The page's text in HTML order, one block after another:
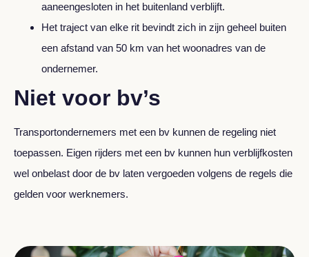
aaneengesloten in het buitenland verblijft.
Het traject van elke rit bevindt zich in zijn geheel buiten
een afstand van 50 km van het woonadres van de
ondernemer.
Niet voor bv’s
Transportondernemers met een bv kunnen de regeling niet
toepassen. Eigen rijders met een bv kunnen hun verblijfkosten
wel onbelast door de bv laten vergoeden volgens de regels die
gelden voor werknemers.